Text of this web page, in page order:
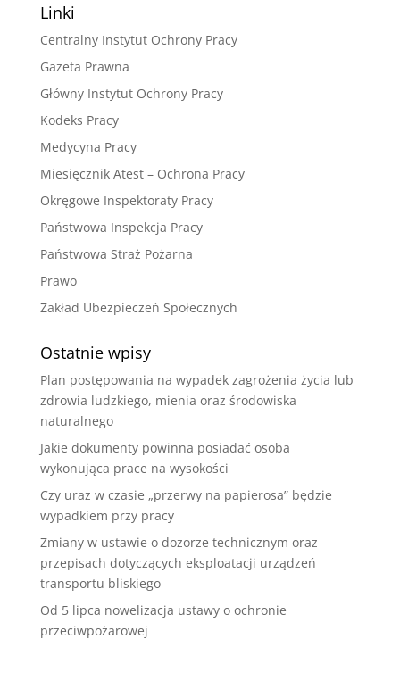
Linki
Centralny Instytut Ochrony Pracy
Gazeta Prawna
Główny Instytut Ochrony Pracy
Kodeks Pracy
Medycyna Pracy
Miesięcznik Atest – Ochrona Pracy
Okręgowe Inspektoraty Pracy
Państwowa Inspekcja Pracy
Państwowa Straż Pożarna
Prawo
Zakład Ubezpieczeń Społecznych
Ostatnie wpisy
Plan postępowania na wypadek zagrożenia życia lub
zdrowia ludzkiego, mienia oraz środowiska
naturalnego
Jakie dokumenty powinna posiadać osoba
wykonująca prace na wysokości
Czy uraz w czasie „przerwy na papierosa” będzie
wypadkiem przy pracy
Zmiany w ustawie o dozorze technicznym oraz
przepisach dotyczących eksploatacji urządzeń
transportu bliskiego
Od 5 lipca nowelizacja ustawy o ochronie
przeciwpożarowej